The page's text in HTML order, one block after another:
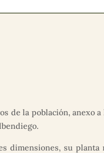
de la población, anexo
dimensiones, su